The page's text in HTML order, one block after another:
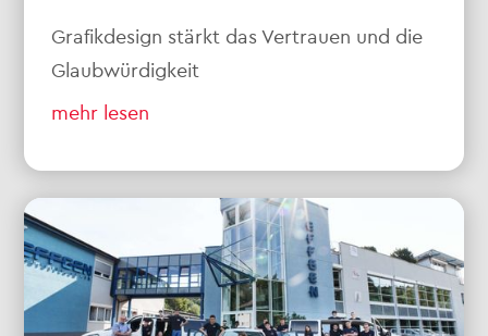
Grafikdesign stärkt das Vertrauen und die
Glaubwürdigkeit
mehr lesen